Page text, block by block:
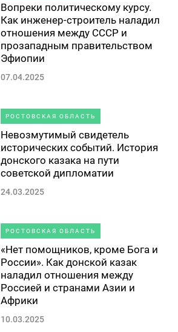
Вопреки политическому курсу.
Как инженер-строитель наладил
отношения между СССР и
прозападным правительством
Эфиопии
07.04.2025
РОСТОВСКАЯ ОБЛАСТЬ
Невозмутимый свидетель
исторических событий. История
донского казака на пути
советской дипломатии
24.03.2025
РОСТОВСКАЯ ОБЛАСТЬ
«Нет помощников, кроме Бога и
России». Как донской казак
наладил отношения между
Россией и странами Азии и
Африки
10.03.2025